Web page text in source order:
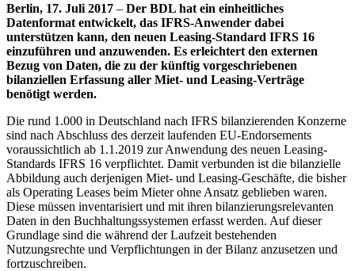
Berlin, 17. Juli 2017 – Der BDL hat ein einheitliches
Datenformat entwickelt, das IFRS-Anwender dabei
unterstützen kann, den neuen Leasing-Standard IFRS 16
einzuführen und anzuwenden. Es erleichtert den externen
Bezug von Daten, die zu der künftig vorgeschriebenen
bilanziellen Erfassung aller Miet- und Leasing-Verträge
benötigt werden.
Die rund 1.000 in Deutschland nach IFRS bilanzierenden Konzerne
sind nach Abschluss des derzeit laufenden EU-Endorsements
voraussichtlich ab 1.1.2019 zur Anwendung des neuen Leasing-
Standards IFRS 16 verpflichtet. Damit verbunden ist die bilanzielle
Abbildung auch derjenigen Miet- und Leasing-Geschäfte, die bisher
als Operating Leases beim Mieter ohne Ansatz geblieben waren.
Diese müssen inventarisiert und mit ihren bilanzierungsrelevanten
Daten in den Buchhaltungssystemen erfasst werden. Auf dieser
Grundlage sind die während der Laufzeit bestehenden
Nutzungsrechte und Verpflichtungen in der Bilanz anzusetzen und
fortzuschreiben.